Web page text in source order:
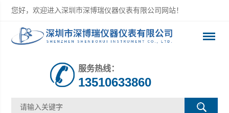
您好，欢迎进入深圳市深博瑞仪器仪表有限公司网站！
服务热线：
13510633860